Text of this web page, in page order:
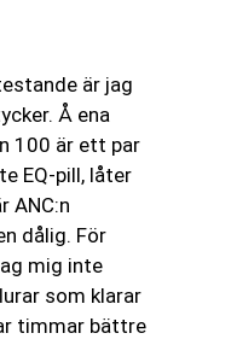
är jag
Å ena
100 är ett par
EQ-pill, låter
ANC:n
dålig. För
mig inte
som klarar
timmar bättre